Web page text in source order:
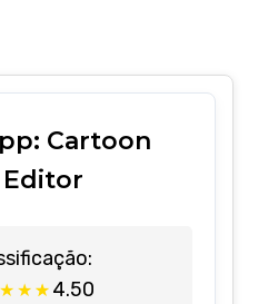
Cartoon
★ ★ ★ 4.50